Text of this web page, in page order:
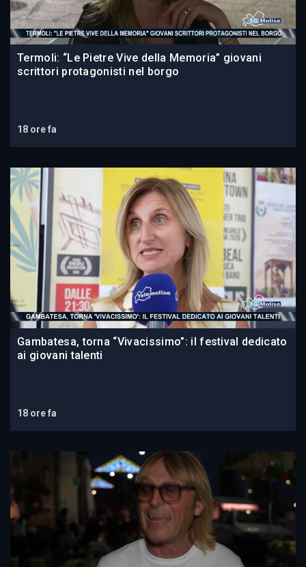
Termoli: “Le Pietre Vive della Memoria” giovani
scrittori protagonisti nel borgo
18 ore fa
Gambatesa, torna “Vivacissimo”: il festival dedicato
ai giovani talenti
18 ore fa